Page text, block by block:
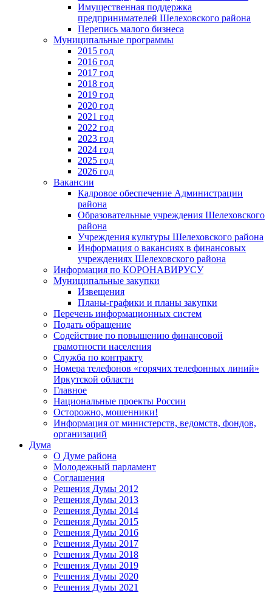
Имущественная поддержка
предпринимателей Шелеховского района
Перепись малого бизнеса
Муниципальные программы
2015 год
2016 год
2017 год
2018 год
2019 год
2020 год
2021 год
2022 год
2023 год
2024 год
2025 год
2026 год
Вакансии
Кадровое обеспечение Администрации
района
Образовательные учреждения Шелеховского
района
Учреждения культуры Шелеховского района
Информация о вакансиях в финансовых
учреждениях Шелеховского района
Информация по КОРОНАВИРУСУ
Муниципальные закупки
Извещения
Планы-графики и планы закупки
Перечень информационных систем
Подать обращение
Содействие по повышению финансовой
грамотности населения
Служба по контракту
Номера телефонов «горячих телефонных линий»
Иркутской области
Главное
Национальные проекты России
Осторожно, мошенники!
Информация от министерств, ведомств, фондов,
организаций
Дума
О Думе района
Молодежный парламент
Соглашения
Решения Думы 2012
Решения Думы 2013
Решения Думы 2014
Решения Думы 2015
Решения Думы 2016
Решения Думы 2017
Решения Думы 2018
Решения Думы 2019
Решения Думы 2020
Решения Думы 2021